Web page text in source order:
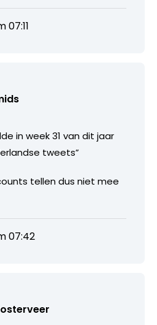
07:11
in week 31 van dit jaar
tweets”
tellen dus niet mee
07:42